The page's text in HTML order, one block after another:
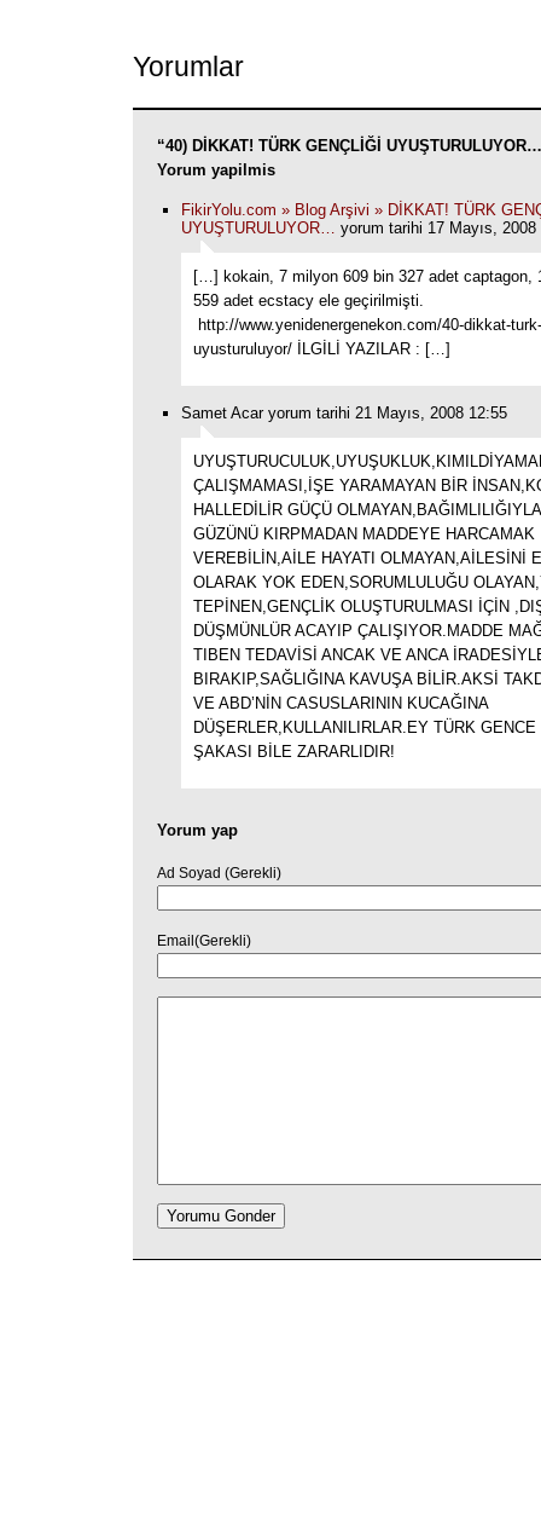
Yorumlar
“40) DİKKAT! TÜRK GENÇLİĞİ
Yorum yapilmis
FikirYolu.com » Blog Arşivi » DİKKAT! TÜRK
UYUŞTURULUYOR… yorum tarihi 17 Mayıs, 2008
[…] kokain, 7 milyon 609 bin 327 adet captagon,
559 adet ecstacy ele geçirilmişti.
http://www.yenidenergenekon.com/40-dikkat-
uyusturuluyor/ İLGİLİ YAZILAR : […]
Samet Acar yorum tarihi 21 Mayıs, 2008 12:55
ÇALIŞMAMASI,İŞE YARAMAYAN BİR
HALLEDİLİR GÜÇÜ
GÜZÜNÜ KIRPMADAN MADDEYE HARCAMAK
VEREBİLİN,AİLE HAYATI OLMAYAN,AİLESİNİ
OLARAK YOK EDEN,SORUMLULUĞU
TEPİNEN,GENÇLİK OLUŞTURULMASI İÇİN
DÜŞMÜNLÜR ACAYIP ÇALIŞIYOR.MADDE
TIBEN TEDAVİSİ ANCAK VE ANCA
BIRAKIP,SAĞLIĞINA KAVUŞA BİLİR.AKSİ
VE ABD’NİN CASUSLARININ KUCAĞINA
DÜŞERLER,KULLANILIRLAR.EY TÜRK
ŞAKASI BİLE ZARARLIDIR!
Yorum yap
Ad Soyad (Gerekli)
Email(Gerekli)